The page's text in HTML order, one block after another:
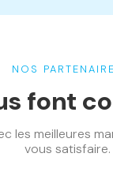
NOS
font
les meilleures
vous satisfaire.